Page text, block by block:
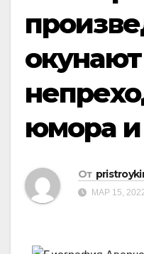
юмора и
От
МАР 15,